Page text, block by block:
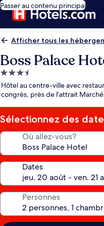
Passer au contenu principal
Afficher tous les
Boss Palace
Hébergement
3.5 étoiles
Hôtel au centre-ville avec
congrès, près de l’attrait
Sélectionnez des
Où allez-vous?
Dates
Personnes